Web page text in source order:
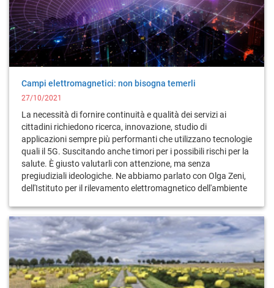
Campi elettromagnetici: non bisogna temerli
27/10/2021
La necessità di fornire continuità e qualità dei servizi ai
cittadini richiedono ricerca, innovazione, studio di
applicazioni sempre più performanti che utilizzano tecnologie
quali il 5G. Suscitando anche timori per i possibili rischi per la
salute. È giusto valutarli con attenzione, ma senza
pregiudiziali ideologiche. Ne abbiamo parlato con Olga Zeni,
dell'Istituto per il rilevamento elettromagnetico dell'ambiente